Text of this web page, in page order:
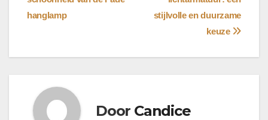
navigatie
stijlvolle en duurzame
keuze
hanglamp
Door Candice